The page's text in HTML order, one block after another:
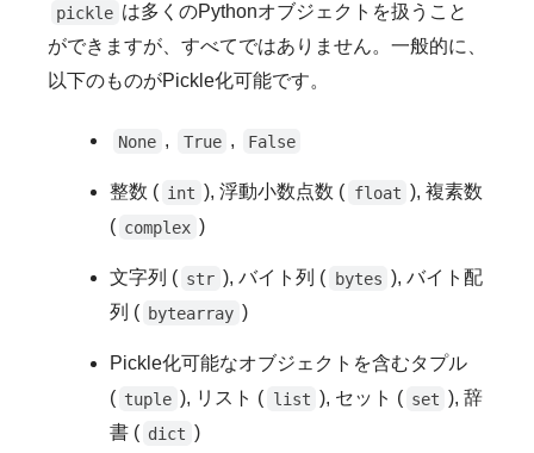
pickle は多くのPythonオブジェクトを扱うこと
ができますが、すべてではありません。一般的に、
以下のものがPickle化可能です。
None , True , False
整数 ( int ), 浮動小数点数 ( float ), 複素数
( complex )
文字列 ( str ), バイト列 ( bytes ), バイト配
列 ( bytearray )
Pickle化可能なオブジェクトを含むタプル
( tuple ), リスト ( list ), セット ( set ), 辞
書 ( dict )